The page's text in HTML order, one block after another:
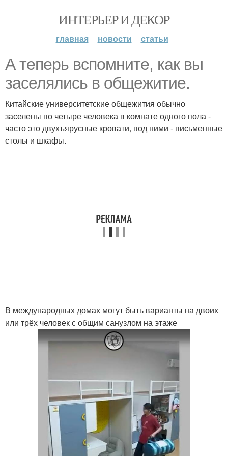
ИНТЕРЬЕР И ДЕКОР
главная новости статьи
А теперь вспомните, как вы
заселялись в общежитие.
Китайские университетские общежития обычно
заселены по четыре человека в комнате одного пола -
часто это двухъярусные кровати, под ними - письменные
столы и шкафы.
В международных домах могут быть варианты на двоих
или трёх человек с общим санузлом на этаже